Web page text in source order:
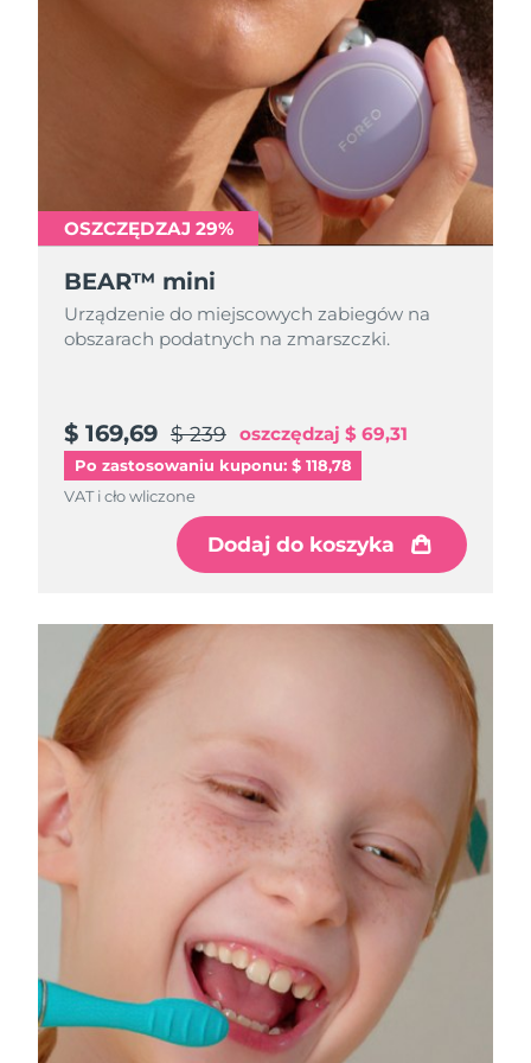
OSZCZĘDZAJ 29%
BEAR™ mini
Urządzenie do miejscowych zabiegów na
obszarach podatnych na zmarszczki.
$ 169,69 $ 239 oszczędzaj $ 69,31
Po zastosowaniu kuponu: $ 118,78
VAT i cło wliczone
Dodaj do koszyka
Oczekiwany czas dostawy
8/11/26
Oczekiwany czas dostawy
8/10/26
Oczekiwany czas dostawy
8/14/26
Rumunia
Oczekiwany czas dostawy
8/9/26
Rosja
Singapur
Oczekiwany czas dostawy
Oczekiwany czas dostawy
8/9/26
Republika
Południowej Afryki
Oczekiwany czas dostawy
8/17/26
Korea Południowa
Hiszpania
Oczekiwany czas dostawy
8/9/26
Szwecja
Oczekiwany czas dostawy
8/9/26
Oczekiwany czas dostawy
Tajwan
Oczekiwany czas dostawy